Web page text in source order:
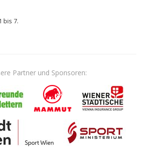
bis 7.
Partner und Sponsoren: